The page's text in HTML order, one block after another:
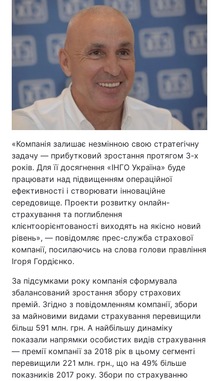
«Компанія залишає незмінною свою стратегічну
задачу — прибутковий зростання протягом 3-х
років. Для її досягнення «ІНГО Україна» буде
працювати над підвищенням операційної
ефективності і створювати інноваційне
середовище. Проекти розвитку онлайн-
страхування та поглиблення
клієнтоорієнтованості виходять на якісно новий
рівень», — повідомляє прес-служба страхової
компанії, посилаючись на слова голови правління
Ігоря Гордієнко.
За підсумками року компанія сформувала
збалансований зростання збору страхових
премій. Згідно з повідомленням компанії, збори
за майновими видами страхування перевищили
більш 591 млн. грн. А найбільшу динаміку
показали напрямки особистих видів страхування
— премії компанії за 2018 рік в цьому сегменті
перевищили 221 млн. грн., що на 49% більше
показників 2017 року. Збори по страхуванню